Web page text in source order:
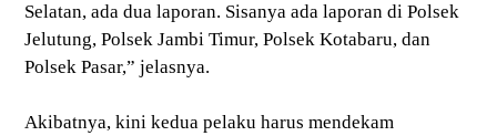
Selatan, ada dua laporan. Sisanya ada laporan di Polsek
Jelutung, Polsek Jambi Timur, Polsek Kotabaru, dan
Polsek Pasar,” jelasnya.
Akibatnya, kini kedua pelaku harus mendekam